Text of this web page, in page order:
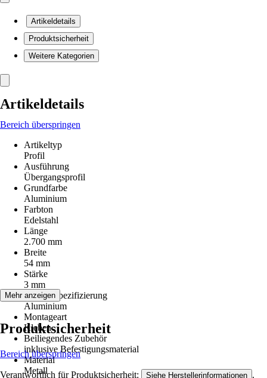
Artikeldetails
Produktsicherheit
Weitere Kategorien
Artikeldetails
Bereich überspringen
Artikeltyp
Profil
Ausführung
Übergangsprofil
Grundfarbe
Aluminium
Farbton
Edelstahl
Länge
2.700 mm
Breite
54 mm
Stärke
3 mm
Materialspezifizierung
Aluminium
Montageart
Kleben
Beiliegendes Zubehör
inklusive Befestigungsmaterial
Material
Metall
Mehr anzeigen
Produktsicherheit
Bereich überspringen
Verantwortlich für Produktsicherheit: Siehe Herstellerinformationen .